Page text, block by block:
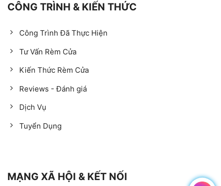
CÔNG TRÌNH & KIẾN THỨC
Công Trình Đã Thực Hiện
Tư Vấn Rèm Cửa
Kiến Thức Rèm Cửa
Reviews - Đánh giá
Dịch Vụ
Tuyển Dụng
MẠNG XÃ HỘI & KẾT NỐI